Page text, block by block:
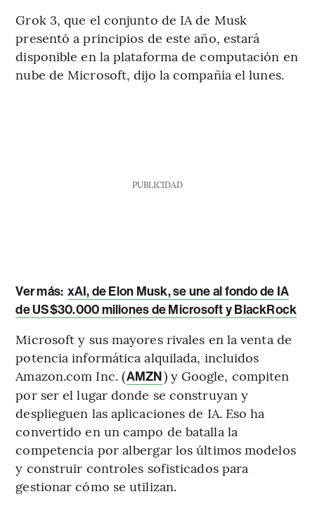
Grok 3, que el conjunto de IA de Musk
presentó a principios de este año, estará
disponible en la plataforma de computación en
nube de Microsoft, dijo la compañía el lunes.
PUBLICIDAD
Ver más: xAI, de Elon Musk, se une al fondo de IA
de US$30.000 millones de Microsoft y BlackRock
Microsoft y sus mayores rivales en la venta de
potencia informática alquilada, incluidos
Amazon.com Inc. (AMZN) y Google, compiten
por ser el lugar donde se construyan y
desplieguen las aplicaciones de IA. Eso ha
convertido en un campo de batalla la
competencia por albergar los últimos modelos
y construir controles sofisticados para
gestionar cómo se utilizan.